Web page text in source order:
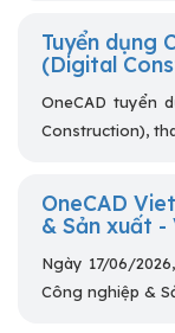
Tuyển dụng
(Digital
OneCAD tuyển
Construction),
OneCAD
& Sản xuất -
Ngày 17/06/
Công nghiệp &